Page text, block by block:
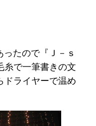
たので『Ｊ－ｓ
糸で一筆書きの文
ドライヤーで温め